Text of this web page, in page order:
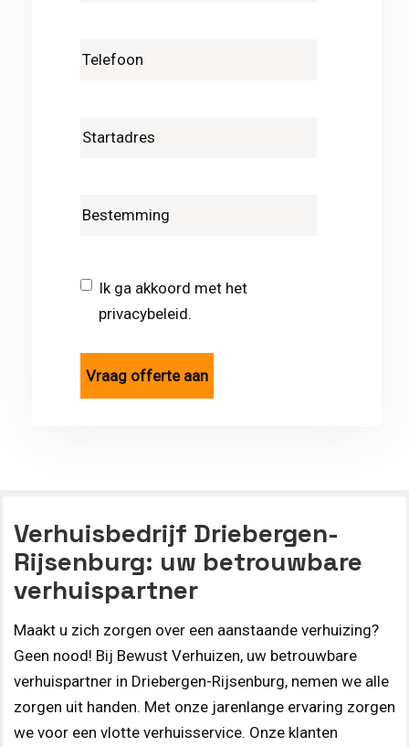
Ik ga akkoord met het
privacybeleid.
Verhuisbedrijf Driebergen-
Rijsenburg: uw betrouwbare
verhuispartner
Maakt u zich zorgen over een aanstaande verhuizing?
Geen nood! Bij Bewust Verhuizen, uw betrouwbare
verhuispartner in Driebergen-Rijsenburg, nemen we alle
zorgen uit handen. Met onze jarenlange ervaring zorgen
we voor een vlotte verhuisservice. Onze klanten